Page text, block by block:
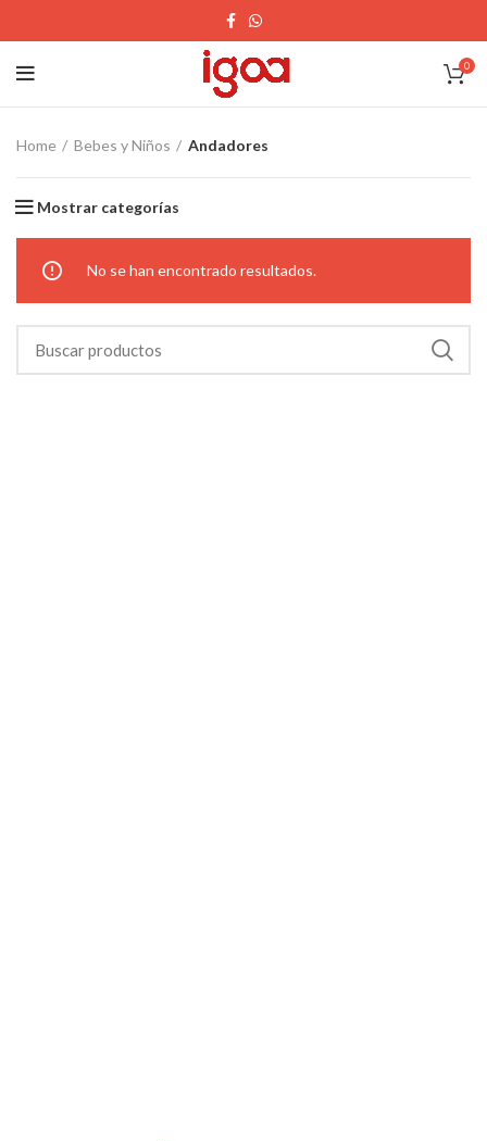
0
Home Bebes y Niños Andadores
Mostrar categorías
No se han encontrado resultados.